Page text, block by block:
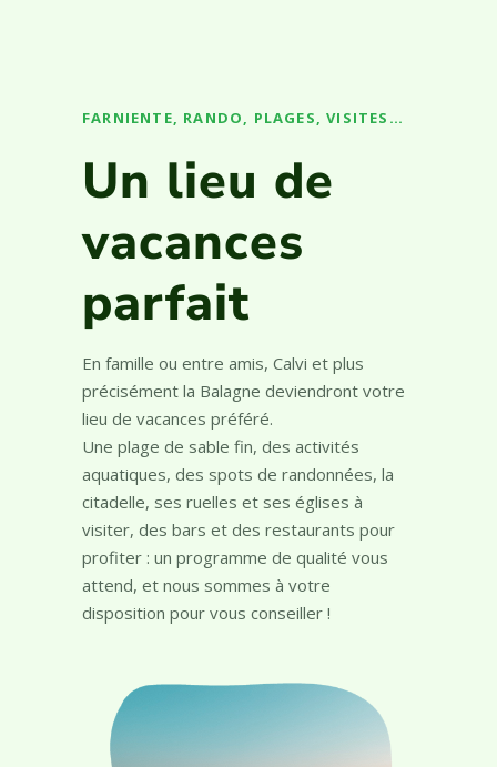
FARNIENTE, RANDO, PLAGES, VISITES…
Un lieu de
vacances
parfait
En famille ou entre amis, Calvi et plus
précisément la Balagne deviendront votre
lieu de vacances préféré.
Une plage de sable fin, des activités
aquatiques, des spots de randonnées, la
citadelle, ses ruelles et ses églises à
visiter, des bars et des restaurants pour
profiter : un programme de qualité vous